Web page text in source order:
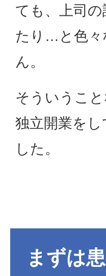
ても、上司
たり…と色々
ん。
そういうこ
独立開業を
した。
まずは